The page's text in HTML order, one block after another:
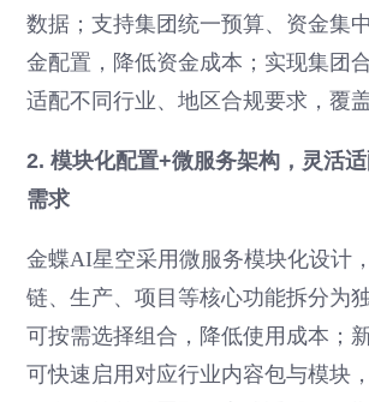
数据；支持集团统一预算、资金集
金配置，降低资金成本；实现集团
适配不同行业、地区合规要求，覆
2. 模块化配置+微服务架构，灵活
需求
金蝶AI星空采用微服务模块化设计
链、生产、项目等核心功能拆分为
可按需选择组合，降低使用成本；
可快速启用对应行业内容包与模块